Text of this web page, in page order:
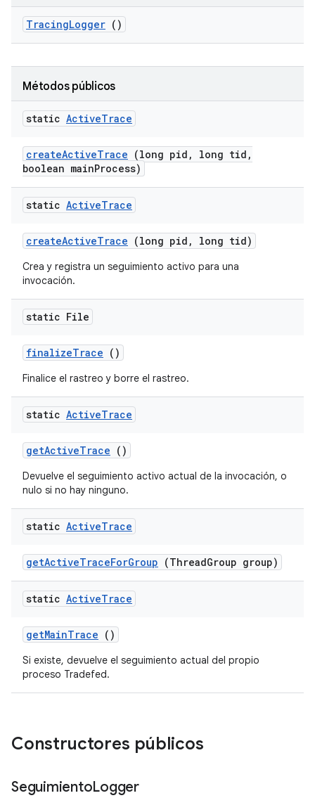
TracingLogger ()
Métodos públicos
static ActiveTrace
createActiveTrace (long pid , long tid ,
boolean mainProcess)
static ActiveTrace
createActiveTrace (long pid , long tid)
Crea y registra un seguimiento activo para una
invocación.
static File
finalizeTrace ()
Finalice el rastreo y borre el rastreo.
static ActiveTrace
getActiveTrace ()
Devuelve el seguimiento activo actual de la invocación, o
nulo si no hay ninguno.
static ActiveTrace
getActiveTraceForGroup (ThreadGroup group)
static ActiveTrace
getMainTrace ()
Si existe, devuelve el seguimiento actual del propio
proceso Tradefed.
Constructores públicos
SeguimientoLogger